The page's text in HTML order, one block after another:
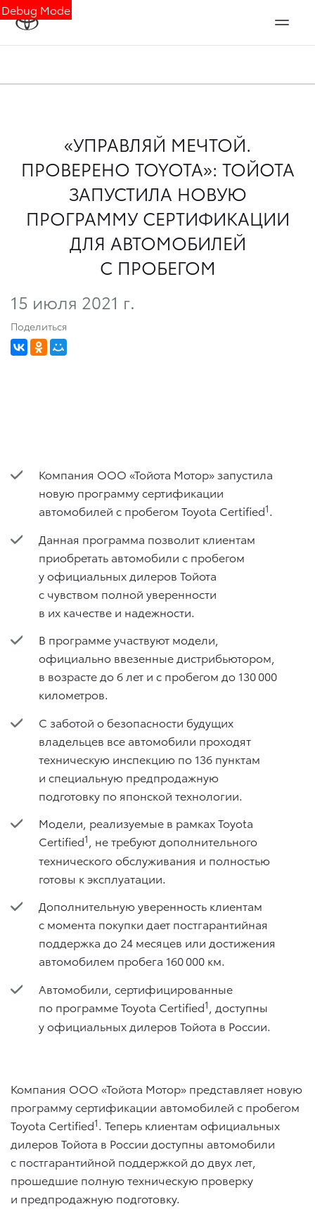
Debug Mode
«УПРАВЛЯЙ МЕЧТОЙ.
ПРОВЕРЕНО TOYOTA»: ТОЙОТА
ЗАПУСТИЛА НОВУЮ
ПРОГРАММУ СЕРТИФИКАЦИИ
ДЛЯ АВТОМОБИЛЕЙ
С ПРОБЕГОМ
15 июля 2021 г.
Поделиться
Компания ООО «Тойота Мотор» запустила
новую программу сертификации
автомобилей с пробегом Toyota Certified1.
Данная программа позволит клиентам
приобретать автомобили с пробегом
у официальных дилеров Тойота
с чувством полной уверенности
в их качестве и надежности.
В программе участвуют модели,
официально ввезенные дистрибьютором,
в возрасте до 6 лет и с пробегом до 130 000
километров.
С заботой о безопасности будущих
владельцев все автомобили проходят
техническую инспекцию по 136 пунктам
и специальную предпродажную
подготовку по японской технологии.
Модели, реализуемые в рамках Toyota
Certified1
, не требуют дополнительного
технического обслуживания и полностью
готовы к эксплуатации.
Дополнительную уверенность клиентам
с момента покупки дает постгарантийная
поддержка до 24 месяцев или достижения
автомобилем пробега 160 000 км.
Автомобили, сертифицированные
по программе Toyota Certified1
, доступны
у официальных дилеров Тойота в России.
Компания ООО «Тойота Мотор» представляет новую
программу сертификации автомобилей с пробегом
Toyota Certified1. Теперь клиентам официальных
дилеров Тойота в России доступны автомобили
с постгарантийной поддержкой до двух лет,
прошедшие полную техническую проверку
и предпродажную подготовку.